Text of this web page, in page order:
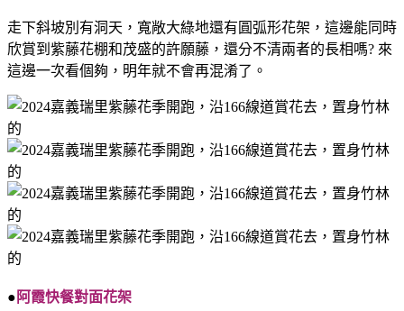
走下斜坡別有洞天，寬敞大綠地還有圓弧形花架，這邊能同時
欣賞到紫藤花棚和茂盛的許願藤，還分不清兩者的長相嗎? 來
這邊一次看個夠，明年就不會再混淆了。
● 阿霞快餐對面花架